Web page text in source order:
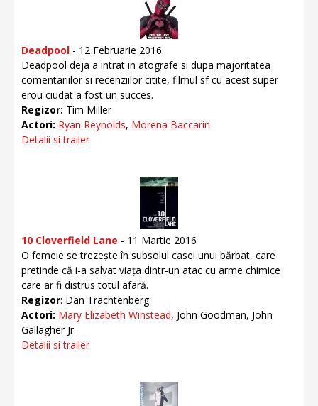
Deadpool - 12 Februarie 2016
Deadpool deja a intrat in atografe si dupa majoritatea
comentariilor si recenziilor citite, filmul sf cu acest super
erou ciudat a fost un succes.
Regizor: Tim Miller
Actori: Ryan Reynolds, Morena Baccarin
Detalii si trailer
10 Cloverfield Lane - 11 Martie 2016
O femeie se trezește în subsolul casei unui bărbat, care
pretinde că i-a salvat viața dintr-un atac cu arme chimice
care ar fi distrus totul afară.
Regizor: Dan Trachtenberg
Actori: Mary Elizabeth Winstead, John Goodman, John
Gallagher Jr.
Detalii si trailer